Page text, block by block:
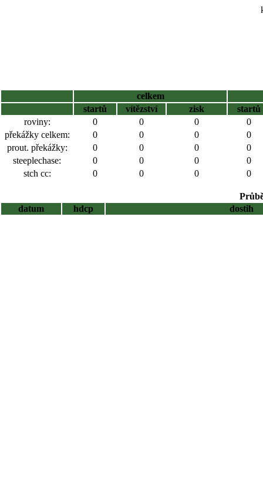
celkem
startů
vítězství zisk
startů
roviny:
0 0 0
0
překážky celkem:
0 0 0
0
prout. překážky:
0 0 0
0
steeplechase:
0 0 0
0
stch cc:
0 0 0 0
datum
hdcp dostih